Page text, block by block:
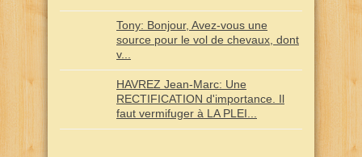
Tony: Bonjour, Avez-vous une
source pour le vol de chevaux, dont
v...
HAVREZ Jean-Marc: Une
RECTIFICATION d'importance. Il
faut vermifuger à LA PLEI...